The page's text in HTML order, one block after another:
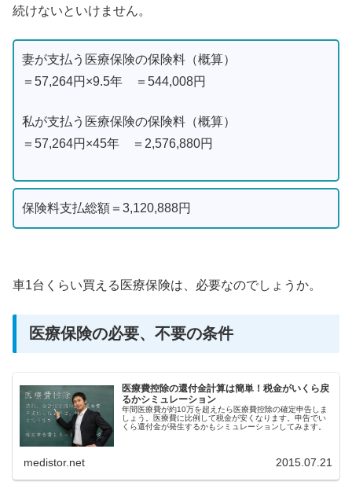
続けないといけません。
妻が支払う医療保険の保険料（概算）
＝57,264円×9.5年 ＝544,008円
私が支払う医療保険の保険料（概算）
＝57,264円×45年 ＝2,576,880円
保険料支払総額＝3,120,888円
車1台くらい買える医療保険は、必要なのでしょうか。
医療保険の必要、不要の条件
医療費控除の還付金計算は簡単！税金がいくら戻
るかシミュレーション
年間医療費が約10万を超えたら医療費控除の確定申告しま
しょう。医療費に比例して税金が安くなります。申告でい
くら還付金が発生するかもシミュレーションしてみます。
medistor.net 2015.07.21